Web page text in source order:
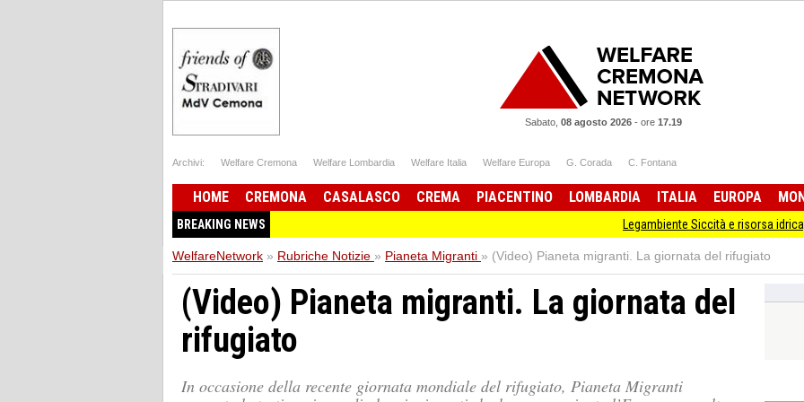
Sabato, 08 agosto 2026- ore 17.19
Archivi: Welfare Cremona Welfare Lombardia Welfare Italia Welfare Europa G. Corada C. Fontana
HOME CREMONA CASALASCO CREMA PIACENTINO LOMBARDIA ITALIA EUROPA
BREAKING NEWS Legambiente Siccità e risorsa idrica, la
WelfareNetwork » Rubriche Notizie » Pianeta Migranti » (Video) Pianeta migranti. La giornata del rifugiato
(Video) Pianeta migranti. La giornata del
rifugiato
In occasione della recente giornata mondiale del rifugiato, Pianeta Migranti